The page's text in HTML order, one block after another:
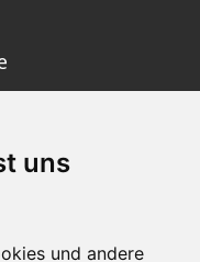
uns
und andere
APP
und Android - Ein
Schneefreaks!